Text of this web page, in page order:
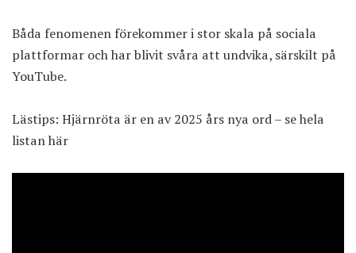
Båda fenomenen förekommer i stor skala på sociala
plattformar och har blivit svåra att undvika, särskilt på
YouTube.
Lästips: Hjärnröta är en av 2025 års nya ord – se hela
listan här